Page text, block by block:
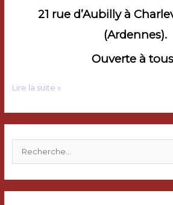
21 rue d’Aubilly à
(Ardennes).
Ouverte à
CONFERENCE
MESLIER
Lire la suite »
e
h